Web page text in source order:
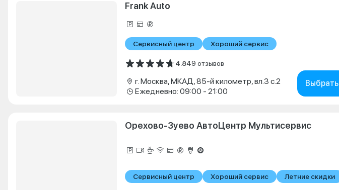
Frank Auto
Сервисный центр Хороший сервис
4.849 отзывов
г. Москва, МКАД, 85-й километр, вл.3 с.2
Ежедневно: 09:00 - 21:00
Выбрать
Орехово-Зуево АвтоЦентр Мультисервис
Сервисный центр Хороший сервис Летние скидки